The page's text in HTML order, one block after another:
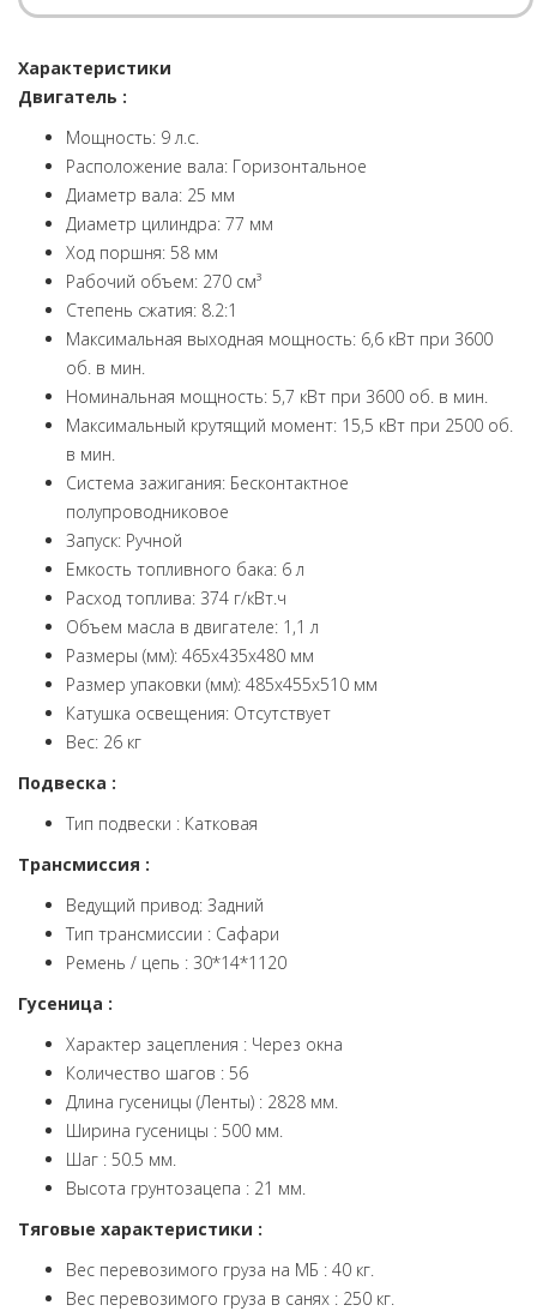
Характеристики
Двигатель :
Мощность: 9 л.с.
Расположение вала: Горизонтальное
Диаметр вала: 25 мм
Диаметр цилиндра: 77 мм
Ход поршня: 58 мм
Рабочий объем: 270 см³
Степень сжатия: 8.2:1
Максимальная выходная мощность: 6,6 кВт при 3600
об. в мин.
Номинальная мощность: 5,7 кВт при 3600 об. в мин.
Максимальный крутящий момент: 15,5 кВт при 2500 об.
в мин.
Система зажигания: Бесконтактное
полупроводниковое
Запуск: Ручной
Емкость топливного бака: 6 л
Расход топлива: 374 г/кВт.ч
Объем масла в двигателе: 1,1 л
Размеры (мм): 465х435х480 мм
Размер упаковки (мм): 485х455х510 мм
Катушка освещения: Отсутствует
Вес: 26 кг
Подвеска :
Тип подвески : Катковая
Трансмиссия :
Ведущий привод: Задний
Тип трансмиссии : Сафари
Ремень / цепь : 30*14*1120
Гусеница :
Характер зацепления : Через окна
Количество шагов : 56
Длина гусеницы (Ленты) : 2828 мм.
Ширина гусеницы : 500 мм.
Шаг : 50.5 мм.
Высота грунтозацепа : 21 мм.
Тяговые характеристики :
Вес перевозимого груза на МБ : 40 кг.
Вес перевозимого груза в санях : 250 кг.